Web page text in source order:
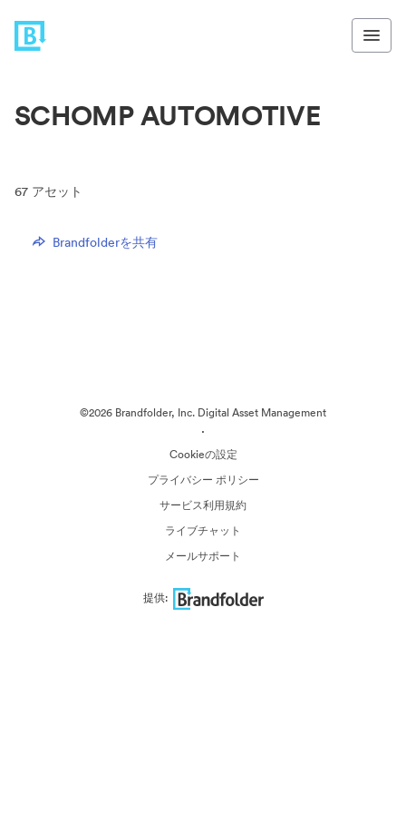
SCHOMP AUTOMOTIVE
67 アセット
Brandfolderを共有
©2026 Brandfolder, Inc. Digital Asset Management
·
Cookieの設定
プライバシー ポリシー
サービス利用規約
ライブチャット
メールサポート
提供: